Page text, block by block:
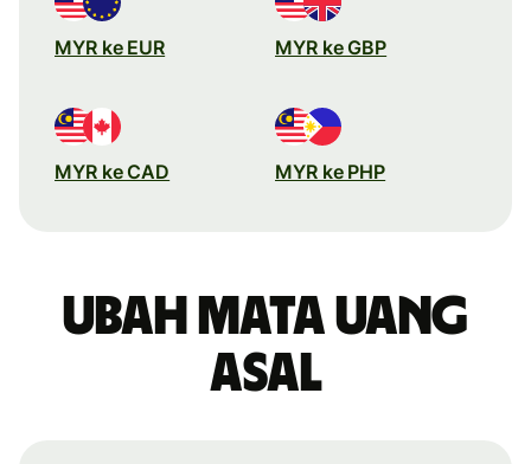
MYR ke EUR MYR ke GBP
MYR ke CAD MYR ke PHP
Ubah mata uang
asal